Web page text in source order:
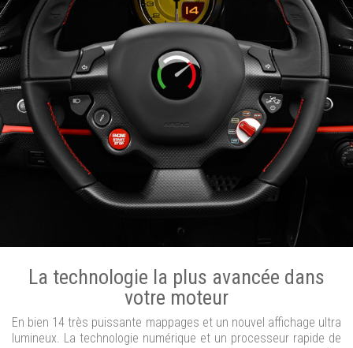
La technologie la plus avancée dans
votre moteur
En bien 14 très puissante mappages et un nouvel affichage ultra
lumineux. La technologie numérique et un processeur rapide de